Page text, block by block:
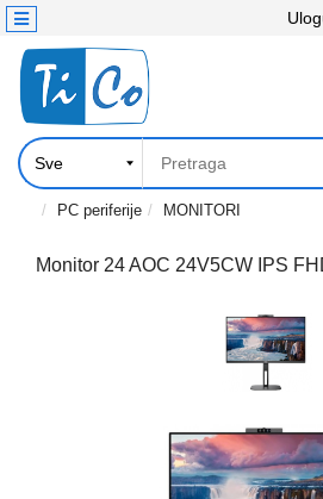
KATEGORIJE
Računari,
Komponente
Laptop
tablet
Kontakt
PC periferije MONITORI
Monitor 24 AOC 24V5CW IPS